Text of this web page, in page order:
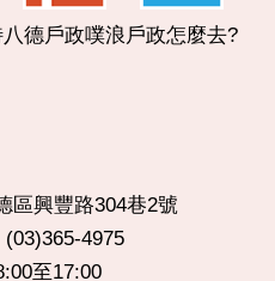
八德戶政噗浪戶政怎麼去?
區興豐路304巷2號
4975
至17:00